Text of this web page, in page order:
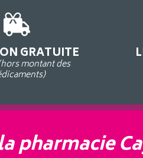
GRATUITE
montant des
pharmacie